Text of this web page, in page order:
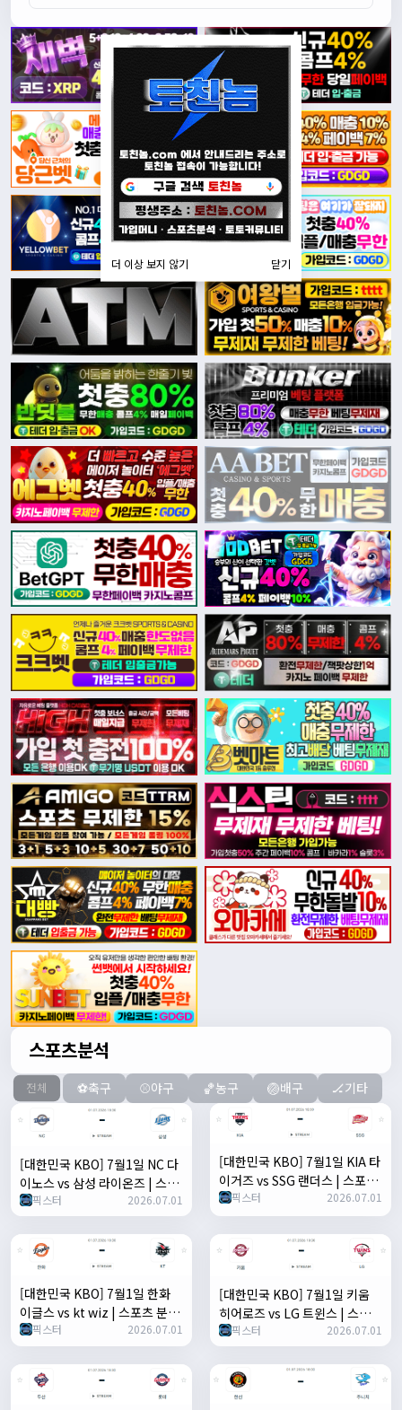
스포츠분석
전체 ⚽축구 ⚾야구 🏀농구 🏐배구 🏒기타
[대한민국 KBO] 7월1일 NC 다
이노스 vs 삼성 라이온즈 | 스포
츠 분석 무료 중계 토친놈
픽스터 2026.07.01
[대한민국 KBO] 7월1일 KIA 타
이거즈 vs SSG 랜더스 | 스포츠
분석 무료 중계 토친놈
픽스터 2026.07.01
[대한민국 KBO] 7월1일 한화
이글스 vs kt wiz | 스포츠 분석
무료 중계 토친놈
픽스터 2026.07.01
[대한민국 KBO] 7월1일 키움
히어로즈 vs LG 트윈스 | 스포츠
분석 무료 중계 토친놈
픽스터 2026.07.01
더 이상 보지 않기 닫기